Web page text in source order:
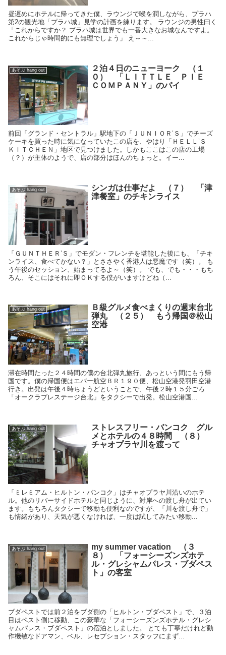
昼遅めにホテルに帰ってきた僕、ラウンジで喉を潤しながら、プラハ
第2の観光地「プラハ城」見学の計画を練ります。 ラウンジの男性曰く
「これからですか？ プラハ城は世界でも一番大きなお城なんですよ。
これからじゃ時間的にも無理でしょう」 え～～...
あそぶ hang out
２泊４日のニューヨーク （１
０） 「ＬＩＴＴＬＥ ＰＩＥ
ＣＯＭＰＡＮＹ」のパイ
前回「グランド・セントラル」駅地下の「ＪＵＮＩＯＲ’Ｓ」でチーズ
ケーキを買った時に気になっていたこの店を、やはり「ＨＥＬＬ’Ｓ
ＫＩＴＣＨＥＮ」地区で見つけました。しかもここはこの店の工場
（？）が主体のようで、店の部分はほんのちょっと。イー...
あそぶ hang out
シンガは仕事だよ （７） 「津
津餐室」のチキンライス
「ＧＵＮＴＨＥＲ’Ｓ」でモダン・フレンチを堪能した後にも、「チキ
ンライス、食べてかない？」とささやく香港人は悪魔です（笑）。 も
う午後のセッション、始まってるよ～（笑）。 でも、でも・・・もち
ろん、そこにはそれに即ＯＫする僕がいますけどね（...
あそぶ hang out
Ｂ級グルメ食べまくりの週末台北
弾丸 （２５） もう帰国＠松山
空港
滞在時間たった２４時間の僕の台北弾丸旅行、あっという間にもう帰
国です。僕の帰国便はエバー航空ＢＲ１９０便、松山空港発羽田空港
行き。出発は午後４時ちょうどということで、午後２時１５分ごろ
「オークラプレステージ台北」をタクシーで出発。松山空港国...
あそぶ hang out
ストレスフリー・バンコク グル
メとホテルの４８時間 （８）
チャオプラヤ川を渡って
「ミレミアム・ヒルトン・バンコク」はチャオプラヤ川沿いのホテ
ル。他のリバーサイドホテルと同じように、対岸への渡し舟が出てい
ます。もちろんタクシーで移動も便利なのですが、「川を渡し舟で」
も情緒があり、天気が悪くなければ、一度は試してみたい移動...
あそぶ hang out
my summer vacation （３
８） 「フォーシーズンズホテ
ル・グレシャムパレス・ブダペス
ト」の客室
ブダペストでは前２泊をブダ側の「ヒルトン・ブダペスト」で、３泊
目はペスト側に移動、この豪華な「フォーシーズンズホテル・グレシ
ャムパレス・ブダペスト」の宿泊としました。 とても丁寧だけれど動
作機敏なドアマン、ベル、レセプション・スタッフにまず...